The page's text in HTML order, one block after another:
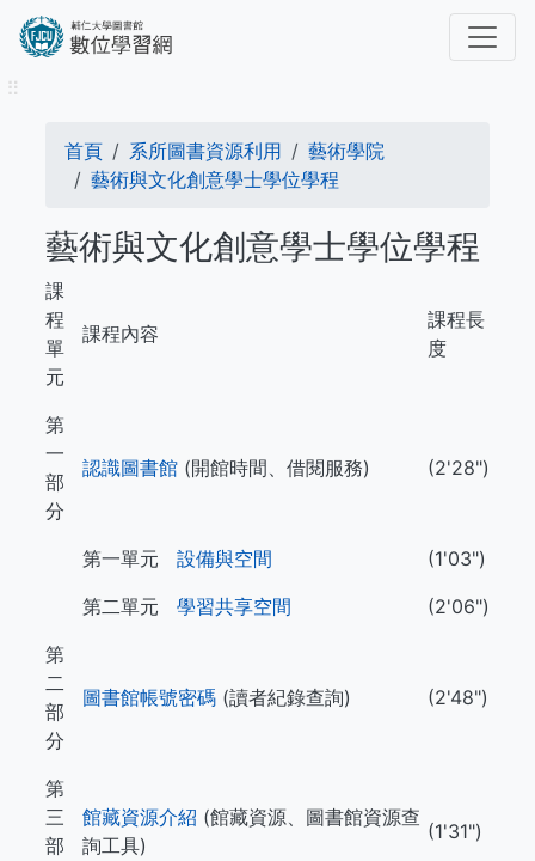
內
⠿
導
航
連
結
首頁 系所圖書資源利用
藝術學院
藝術與文化創意學士學位學程
藝術與文化創意學士學位學程
課
程
單
元
課程內容
課程長
度
第
一
部
分
認識圖書館 (開館時間、借閱服務) (2'28")
第一單元 設備與空間
(1'03")
第二單元 學習共享空間
(2'06")
第
二
部
分
圖書館帳號密碼 (讀者紀錄查詢) (2'48")
第
三
部
館藏資源介紹 (館藏資源、圖書館資源查
詢工具)
(1'31")